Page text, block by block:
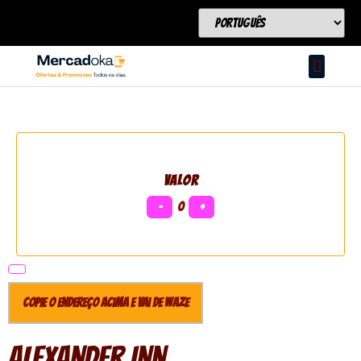
VALOR
− 0 +
Copie o endereço acima e vai de Waze